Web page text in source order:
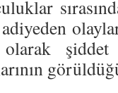
şiddet